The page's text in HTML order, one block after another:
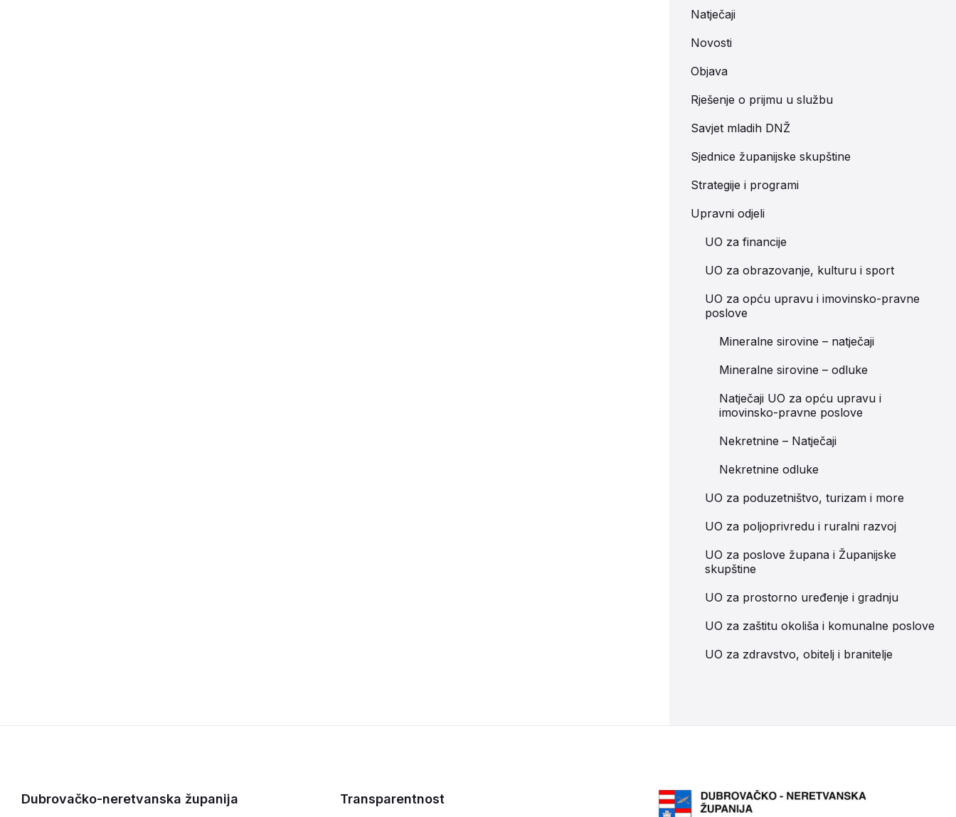
Natječaji
Novosti
Objava
Rješenje o prijmu u službu
Savjet mladih DNŽ
Sjednice županijske skupštine
Strategije i programi
Upravni odjeli
UO za financije
UO za obrazovanje, kulturu i sport
UO za opću upravu i imovinsko-pravne
poslove
Mineralne sirovine – natječaji
Mineralne sirovine – odluke
Natječaji UO za opću upravu i
imovinsko-pravne poslove
Nekretnine – Natječaji
Nekretnine odluke
UO za poduzetništvo, turizam i more
UO za poljoprivredu i ruralni razvoj
UO za poslove župana i Županijske
skupštine
UO za prostorno uređenje i gradnju
UO za zaštitu okoliša i komunalne poslove
UO za zdravstvo, obitelj i branitelje
Dubrovačko-neretvanska županija Transparentnost